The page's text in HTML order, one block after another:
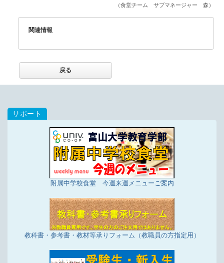
（食堂チーム サブマネージャー 森）
関連情報
戻る
附属中学校食堂 今週来週メニューご案内
教科書・参考書・教材等承りフォーム（教職員の方指定用）